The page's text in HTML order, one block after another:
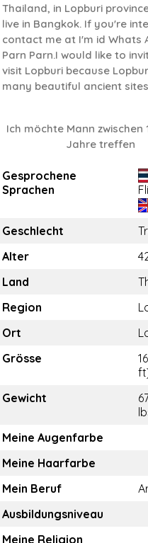
Thailand, in Lopburi
live in Bangkok. If you're
contact me at I'm id Whats
Parn Parn.I would like to
visit Lopburi because
many beautiful ancient
Ich möchte Mann zwischen
Jahre treffen
Gesprochene
Sprachen
Geschlecht
Alter
Land
Region
Ort
Grösse
Gewicht
Meine Augenfarbe
Meine Haarfarbe
Mein Beruf
Ausbildungsniveau
Meine Religion